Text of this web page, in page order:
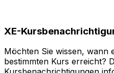
XE-
Möchten Sie wissen, wann
bestimmten Kurs erreicht?